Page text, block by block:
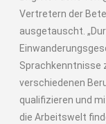
Vertretern der
ausgetauscht.
Sprachkenntnisse
verschiedenen
qualifizieren und
die Arbeitswelt